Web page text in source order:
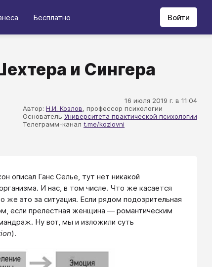
Бесплатно Войти
и Сингера
16 июля 2019 г. в 11:04
Автор: Н.И. Козлов, профессор психологии
Основатель Университета практической психологии
Телеграмм-канал t.me/kozlovni
описал Ганс Селье, тут нет никакой
И нас, в том числе. Что же касается
же это за ситуация. Если рядом подозрительная
если прелестная женщина — романтическим
Ну вот, мы и изложили суть
).